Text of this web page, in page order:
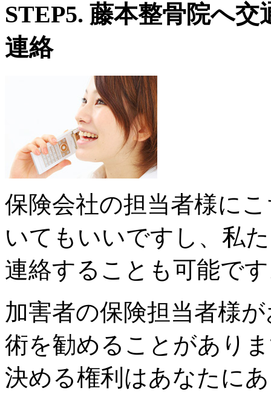
STEP5. 藤本整骨院へ交
連絡
保険会社の担当者様に
いてもいいですし、私
連絡することも可能で
加害者の保険担当者様
術を勧めることがあり
決める権利はあなたに